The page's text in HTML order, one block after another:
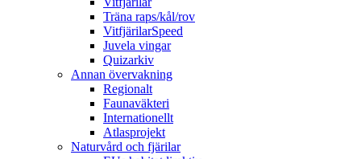
Träna raps/kål/rov
VitfjärilarSpeed
Juvela vingar
Quizarkiv
Annan övervakning
Regionalt
Faunaväkteri
Internationellt
Atlasprojekt
Naturvård och fjärilar